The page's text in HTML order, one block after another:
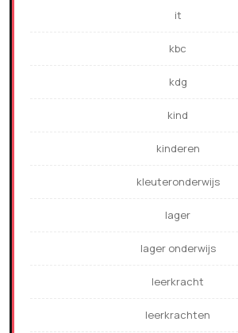
it
kbc
kdg
kind
kinderen
kleuteronderwijs
lager
lager onderwijs
leerkracht
leerkrachten